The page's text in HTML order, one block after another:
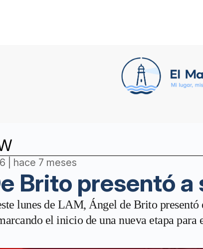
| hace 7 meses
Brito presentó
lunes de LAM, Ángel de Brito
el inicio de una nueva etapa